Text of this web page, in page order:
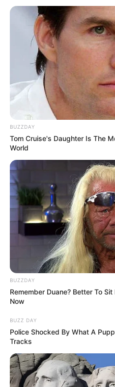
BUZZDAY
Tom Cruise's Daughter Is The
World
BUZZDAY
Remember Duane? Better To
Now
BUZZ DAY
Police Shocked By What A
Tracks